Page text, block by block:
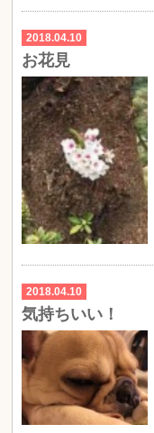
2018.04.10
お花見
2018.04.10
気持ちいい！